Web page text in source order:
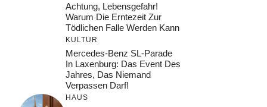
Achtung, Lebensgefahr!
Warum Die Erntezeit Zur
Tödlichen Falle Werden Kann
KULTUR
Mercedes-Benz SL-Parade
In Laxenburg: Das Event Des
Jahres, Das Niemand
Verpassen Darf!
HAUS